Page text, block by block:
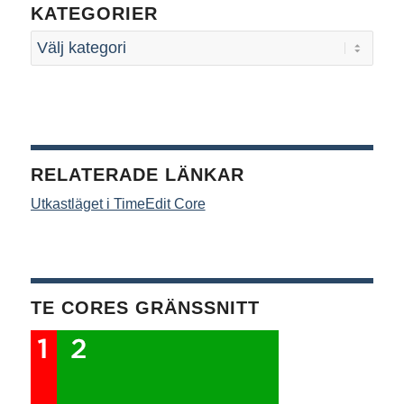
KATEGORIER
RELATERADE LÄNKAR
Utkastläget i TimeEdit Core
TE CORES GRÄNSSNITT